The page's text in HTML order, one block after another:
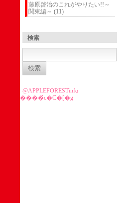
藤原啓治のこれがやりたい!!～
関東編～ (11)
検索
検
@APPLEFORESTinfo
����̃c�C�[�g